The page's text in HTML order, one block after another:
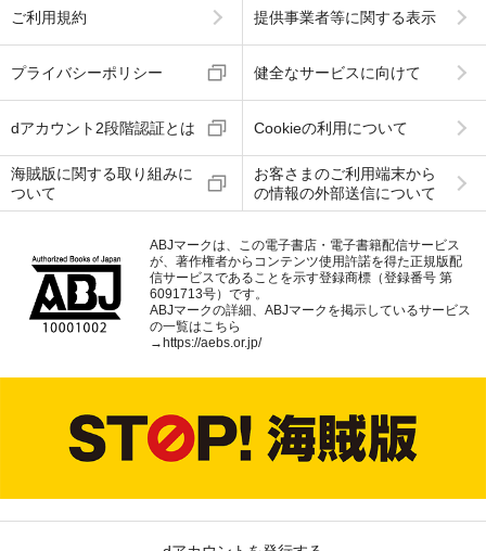
ご利用規約 提供事業者等に関する表示
プライバシーポリシー 健全なサービスに向けて
dアカウント2段階認証とは Cookieの利用について
海賊版に関する取り組みに
ついて
お客さまのご利用端末から
の情報の外部送信について
ABJマークは、この電子書店・電子書籍配信サービス
が、著作権者からコンテンツ使用許諾を得た正規版配
信サービスであることを示す登録商標（登録番号 第
6091713号）です。
ABJマークの詳細、ABJマークを掲示しているサービス
の一覧はこちら
→ https://aebs.or.jp/